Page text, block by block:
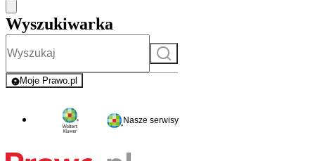
Wyszukiwarka
Szukaj
Moje Prawo.pl
- rejestracja i logowanie do serwisu
Nasze serwisy